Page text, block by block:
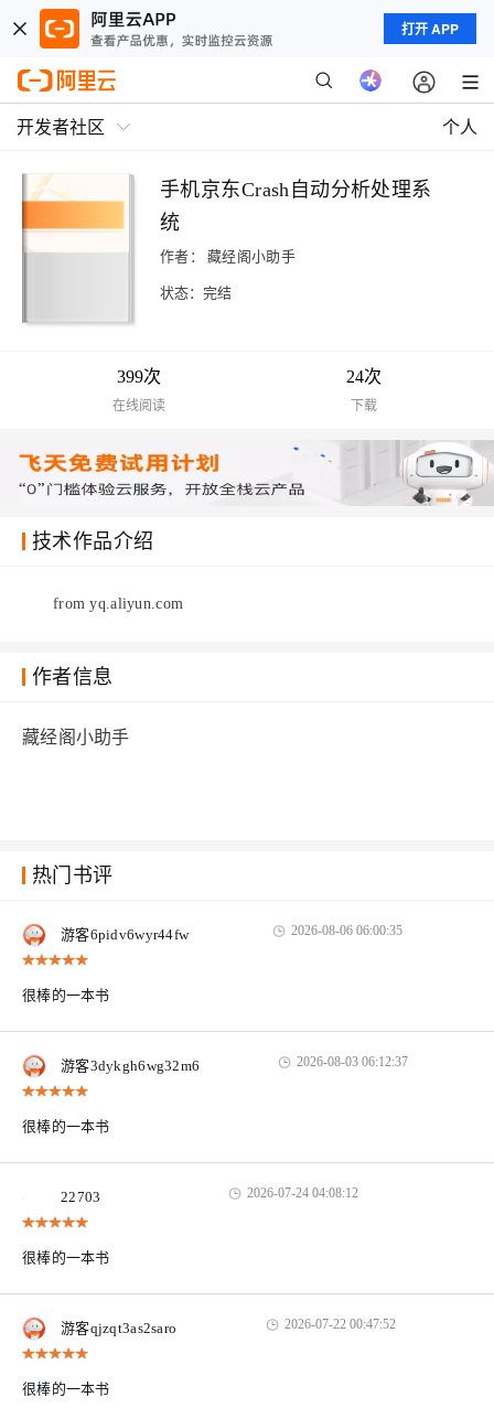
打开 APP
开发者社区 个人
手机京东Crash自动分析处理系
统
作者：藏经阁小助手
状态：完结
399次
在线阅读
24次
下载
技术作品介绍
from yq.aliyun.com
作者信息
藏经阁小助手
热门书评
游客6pidv6wyr44fw 2026-08-06 06:00:35
很棒的一本书
游客3dykgh6wg32m6 2026-08-03 06:12:37
很棒的一本书
22703 2026-07-24 04:08:12
很棒的一本书
游客qjzqt3as2saro 2026-07-22 00:47:52
很棒的一本书